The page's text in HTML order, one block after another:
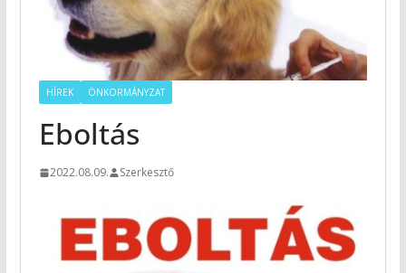
HÍREK ÖNKORMÁNYZAT
Eboltás
2022.08.09. Szerkesztő